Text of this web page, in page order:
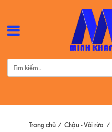
Trang chủ / Chậu - Vòi rửa /